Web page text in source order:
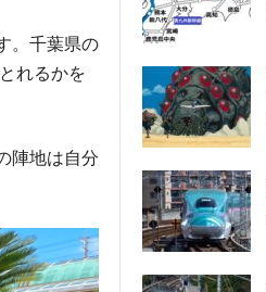
。千葉県の
れるかを
陣地は自分